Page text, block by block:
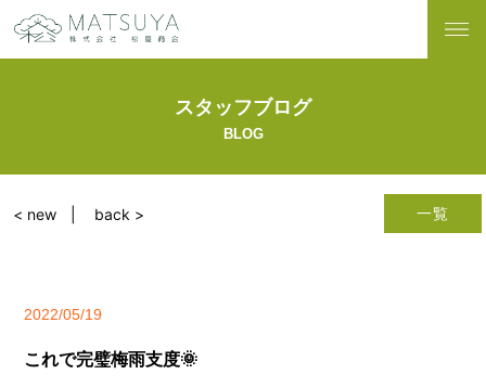
スタッフブログ
BLOG
一覧
< new back >
2022/05/19
これで完璧梅雨支度🌞